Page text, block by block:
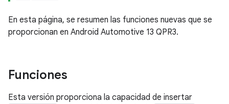
En esta página, se resumen las funciones nuevas que se
proporcionan en Android Automotive 13 QPR3.
Funciones
Esta versión proporciona la capacidad de insertar